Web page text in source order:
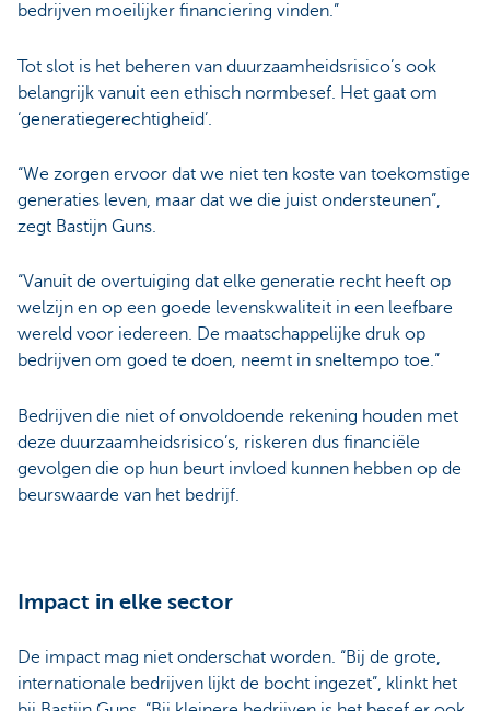
bedrijven moeilijker financiering vinden.”
Tot slot is het beheren van duurzaamheidsrisico’s ook
belangrijk vanuit een ethisch normbesef. Het gaat om
‘generatiegerechtigheid’.
“We zorgen ervoor dat we niet ten koste van toekomstige
generaties leven, maar dat we die juist ondersteunen”,
zegt Bastijn Guns.
“Vanuit de overtuiging dat elke generatie recht heeft op
welzijn en op een goede levenskwaliteit in een leefbare
wereld voor iedereen. De maatschappelijke druk op
bedrijven om goed te doen, neemt in sneltempo toe.”
Bedrijven die niet of onvoldoende rekening houden met
deze duurzaamheidsrisico’s, riskeren dus financiële
gevolgen die op hun beurt invloed kunnen hebben op de
beurswaarde van het bedrijf.
Impact in elke sector
De impact mag niet onderschat worden. “Bij de grote,
internationale bedrijven lijkt de bocht ingezet”, klinkt het